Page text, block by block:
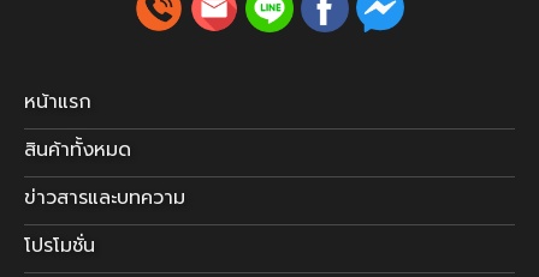
หน้าแรก
สินค้าทั้งหมด
ข่าวสารและบทความ
โปรโมชั่น